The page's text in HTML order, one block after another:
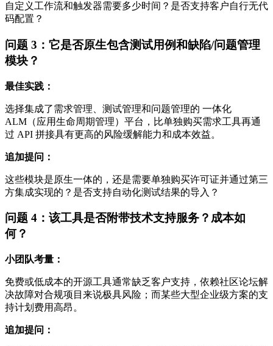
自定义工作流和触发器需要多少时间？是否支持客户自行无代
码配置？
问题 3：它是否原生包含测试用例和缺陷/问题管理
模块？
最佳实践：
选择集成了需求管理、测试管理和问题管理的 一体化
ALM（应用生命周期管理）平台，比单独购买需求工具再通
过 API 拼接具有更高的风险缓解能力和成本效益。
追加提问：
这些模块是原生一体的，还是需要单独购买许可证并通过第三
方集成实现的？是否支持自动化测试结果的导入？
问题 4：该工具是否附带技术支持服务？成本如
何？
小团队考量：
免费或低成本的开源工具通常缺乏客户支持，依赖社区论坛解
决故障对合规项目来说极具风险；而某些大型企业级方案的支
持计划费用高昂。
追加提问：